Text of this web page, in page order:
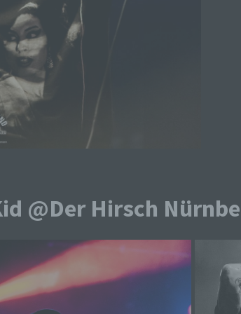
@Der Hirsch